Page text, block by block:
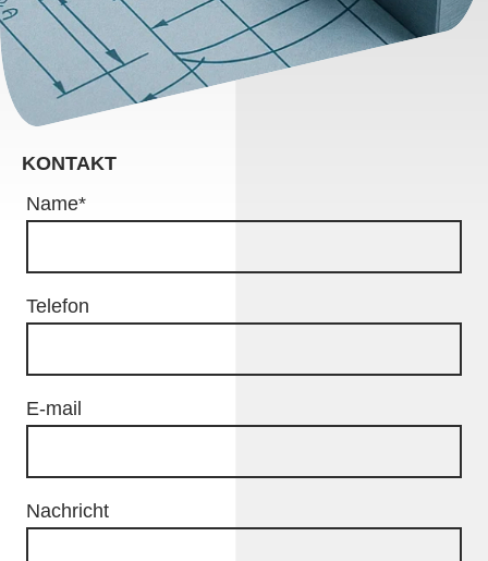
KONTAKT
Name*
Telefon
E-mail
Nachricht